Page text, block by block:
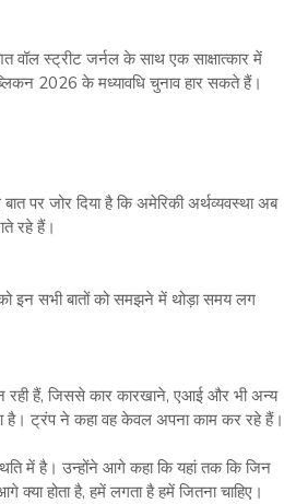
वॉल स्ट्रीट जर्नल के साथ एक साक्षात्कार में
2026 के मध्यावधि चुनाव हार सकते हैं।
पर जोर दिया है कि अमेरिकी अर्थव्यवस्था अब
रहे हैं।
इन सभी बातों को समझने में थोड़ा समय लग
रही हैं, जिससे कार कारखाने, एआई और भी अन्य
है। ट्रंप ने कहा वह केवल अपना काम कर रहे हैं।
में है। उन्होंने आगे कहा कि यहां तक कि जिन
होता है, हमें लगता है हमें जितना चाहिए।